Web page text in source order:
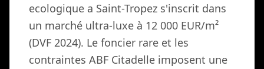
ecologique a Saint-Tropez s'inscrit dans
un marché ultra-luxe à 12 000 EUR/m²
(DVF 2024). Le foncier rare et les
contraintes ABF Citadelle imposent une